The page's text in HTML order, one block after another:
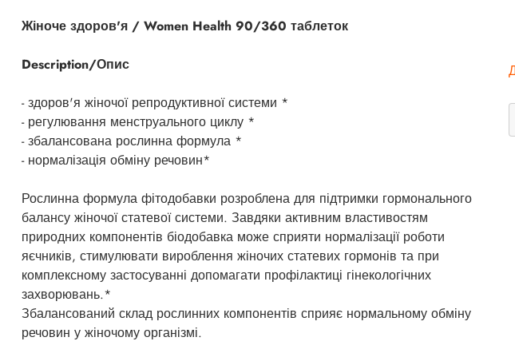
Жіноче здоров'я / Women Health 90/360 таблеток
Description/Опис
- здоров'я жіночої репродуктивної системи *
- регулювання менструального циклу *
- збалансована рослинна формула *
- нормалізація обміну речовин*
Рослинна формула фітодобавки розроблена для підтримки гормонального
балансу жіночої статевої системи. Завдяки активним властивостям
природних компонентів біодобавка може сприяти нормалізації роботи
яєчників, стимулювати вироблення жіночих статевих гормонів та при
комплексному застосуванні допомагати профілактиці гінекологічних
захворювань.*
Збалансований склад рослинних компонентів сприяє нормальному обміну
речовин у жіночому організмі.